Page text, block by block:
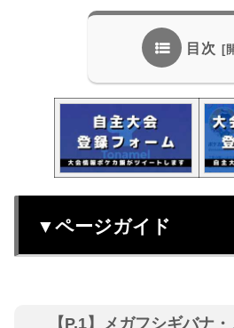
目次
▼ページガイド
【P.1】メガフシギバナ